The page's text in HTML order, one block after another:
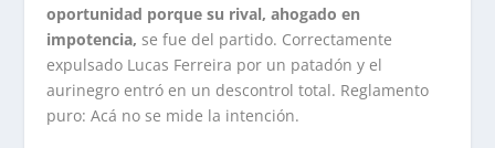
oportunidad porque su rival, ahogado en
impotencia, se fue del partido. Correctamente
expulsado Lucas Ferreira por un patadón y el
aurinegro entró en un descontrol total. Reglamento
puro: Acá no se mide la intención.